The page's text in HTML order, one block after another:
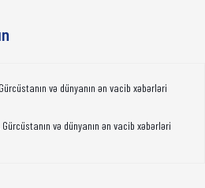
və dünyanın ən vacib xəbərləri
və dünyanın ən vacib xəbərləri